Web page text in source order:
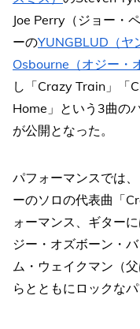
Joe Perry（ジョー・
ーのYUNGBLUD（ヤ
Osbourne（オジー・
し「Crazy Train」「
Home」という3曲の
が公開となった。
パフォーマンスでは
ーのソロの代表曲「
ォーマンス、ギター
ジー・オズボーン・
ム・ウェイクマン（
らとともにロックな